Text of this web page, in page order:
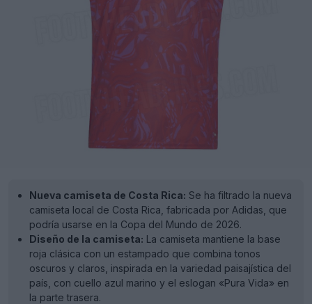
Nueva camiseta de Costa Rica: Se ha filtrado la nueva
camiseta local de Costa Rica, fabricada por Adidas, que
podría usarse en la Copa del Mundo de 2026.
Diseño de la camiseta: La camiseta mantiene la base
roja clásica con un estampado que combina tonos
oscuros y claros, inspirada en la variedad paisajística del
país, con cuello azul marino y el eslogan «Pura Vida» en
la parte trasera.